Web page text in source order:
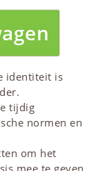
identiteit is
tijdig
normen en
om het